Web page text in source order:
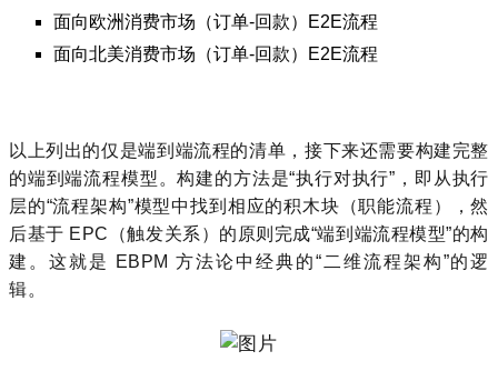
面向欧洲消费市场（订单-回款）E2E流程
面向北美消费市场（订单-回款）E2E流程
以上列出的仅是端到端流程的清单，接下来还需要构建完整
的端到端流程模型。构建的方法是“执行对执行”，即从执行
层的“流程架构”模型中找到相应的积木块（职能流程），然
后基于 EPC
（触发关系）的原则完成“端到端流程模型”的构
建。这就是
EBPM 方法论中经典的“二维流程架构”的逻
辑。